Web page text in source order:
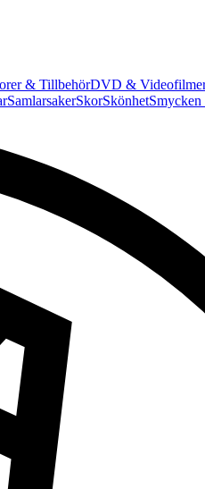
& TillbehörDVD &
SamlarsakerSkorSkönhet